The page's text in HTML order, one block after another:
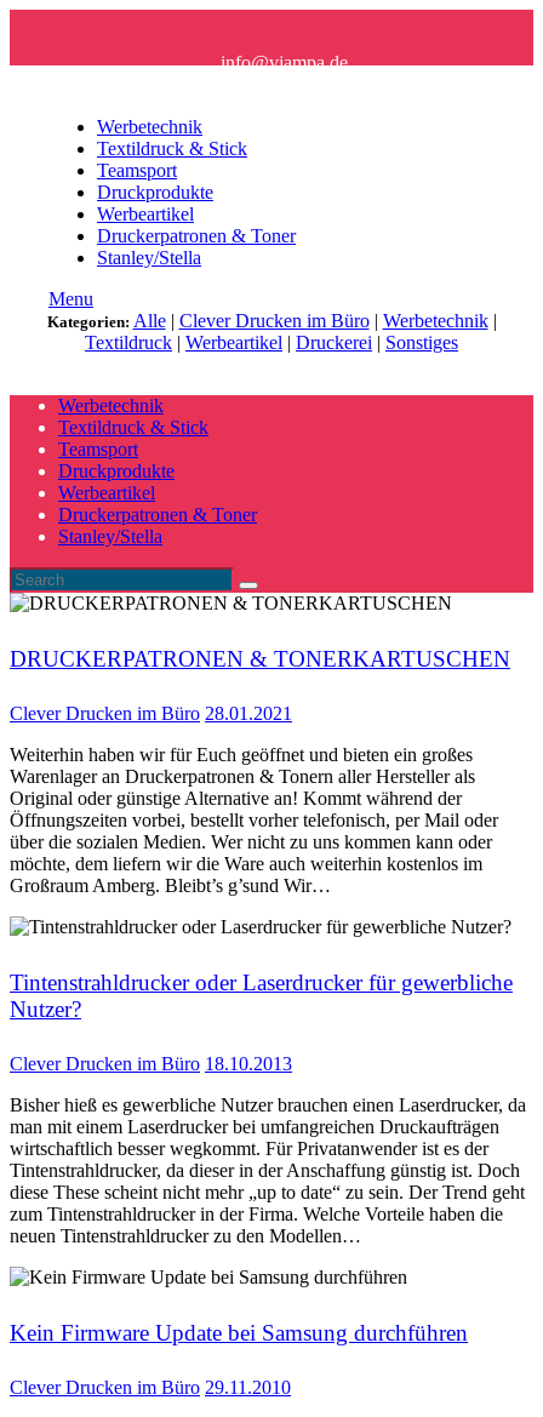
info@viampa.de
Werbetechnik
Textildruck & Stick
Teamsport
Druckprodukte
Werbeartikel
Druckerpatronen & Toner
Stanley/Stella
Menu
Kategorien: Alle| Clever Drucken im Büro| Werbetechnik|
Textildruck | Werbeartikel | Druckerei | Sonstiges
Werbetechnik
Textildruck & Stick
Teamsport
Druckprodukte
Werbeartikel
Druckerpatronen & Toner
Stanley/Stella
DRUCKERPATRONEN & TONERKARTUSCHEN
Clever Drucken im Büro 28.01.2021
Weiterhin haben wir für Euch geöffnet und bieten ein großes
Warenlager an Druckerpatronen & Tonern aller Hersteller als
Original oder günstige Alternative an! Kommt während der
Öffnungszeiten vorbei, bestellt vorher telefonisch, per Mail oder
über die sozialen Medien. Wer nicht zu uns kommen kann oder
möchte, dem liefern wir die Ware auch weiterhin kostenlos im
Großraum Amberg. Bleibt’s g’sund Wir…
Tintenstrahldrucker oder Laserdrucker für gewerbliche
Nutzer?
Clever Drucken im Büro 18.10.2013
Bisher hieß es gewerbliche Nutzer brauchen einen Laserdrucker, da
man mit einem Laserdrucker bei umfangreichen Druckaufträgen
wirtschaftlich besser wegkommt. Für Privatanwender ist es der
Tintenstrahldrucker, da dieser in der Anschaffung günstig ist. Doch
diese These scheint nicht mehr „up to date“ zu sein. Der Trend geht
zum Tintenstrahldrucker in der Firma. Welche Vorteile haben die
neuen Tintenstrahldrucker zu den Modellen…
Kein Firmware Update bei Samsung durchführen
Clever Drucken im Büro 29.11.2010